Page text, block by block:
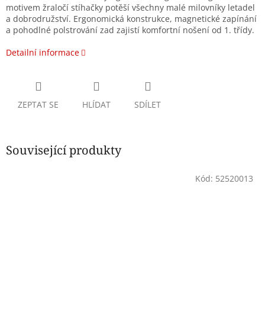
motivem žraločí stíhačky potěší všechny malé milovníky letadel
a dobrodružství. Ergonomická konstrukce, magnetické zapínání
a pohodlné polstrování zad zajistí komfortní nošení od 1. třídy.
Detailní informace
ZEPTAT SE HLÍDAT SDÍLET
Související produkty
Kód: 52520013